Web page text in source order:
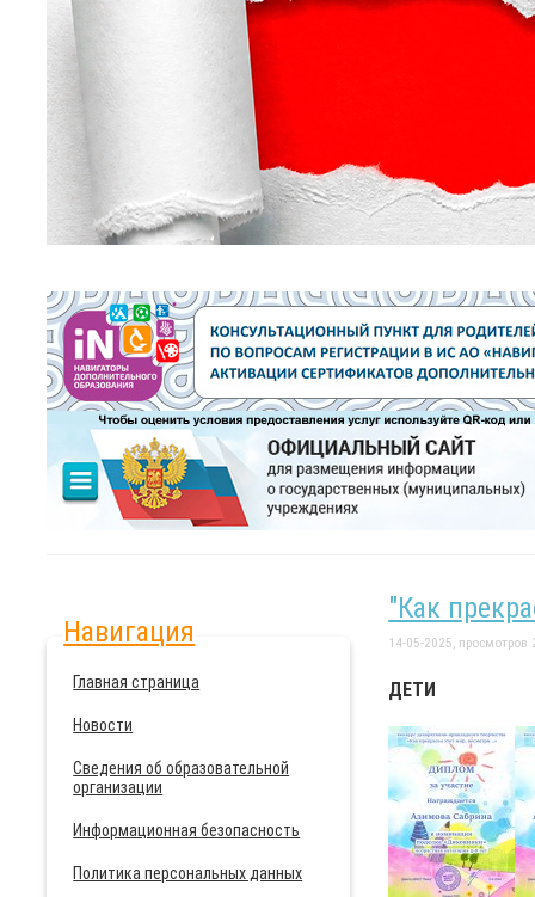
Навигация
Главная страница
Новости
Сведения об образовательной
организации
Информационная безопасность
Политика персональных данных
"Как
14-05-2025, просмотров
ДЕТИ